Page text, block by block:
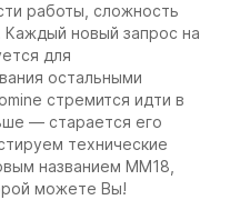
работы, сложность
Каждый новый запрос на
для
остальными
стремится идти в
— старается его
технические
названием ММ18,
можете Вы!